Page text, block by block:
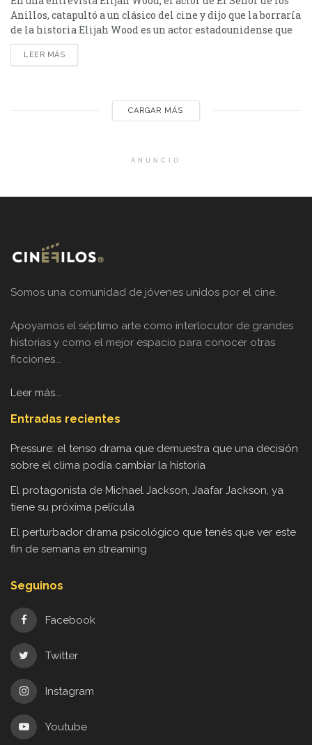
Anillos, catapultó a un clásico del cine y dijo que la borraría
de la historia Elijah Wood es un actor estadounidense que
se encuentra en la escena del cine desde que es muy chico,
y se volvió conocido especialmente por su papel como
LEER MÁS
CARGAR MÁS
ANUNCIO
Somos una comunidad de jóvenes unidos por el cine.
Apoyamos el séptimo arte como interlocutor de grandes
historias y como el mejor espacio para conocer otras
ficciones...
Leer más...
Entradas recientes
Pressure: el tenso drama que demuestra que una decisión
sobre el clima podía cambiar la historia
El protagonista de Michael Jackson, Jaafar Jackson, ya
tiene su próxima película
El perturbador drama psicológico que tenés que ver este
fin de semana en streaming
Seguinos
Facebook
Twitter
Instagram
Youtube